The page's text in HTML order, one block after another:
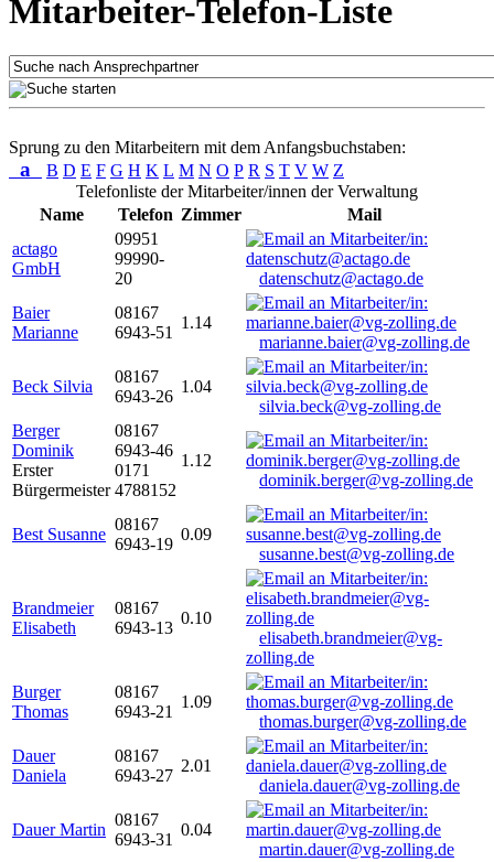
Mitarbeiter-Telefon-Liste
Sprung zu den Mitarbeitern mit dem Anfangsbuchstaben:
a B D E F G H K L M N O P R S T V W Z
Telefonliste der Mitarbeiter/innen der Verwaltung
Name
Telefon Zimmer
Mail
actago
GmbH
09951
99990-
20
datenschutz@actago.de
Baier
Marianne
08167
6943-51
1.14
marianne.baier@vg-zolling.de
Beck Silvia
08167
6943-26
1.04
silvia.beck@vg-zolling.de
Berger
Dominik
Erster
Bürgermeister
08167
6943-46
0171
4788152
1.12
dominik.berger@vg-zolling.de
Best Susanne
08167
6943-19
0.09
susanne.best@vg-zolling.de
Brandmeier
Elisabeth
08167
6943-13
0.10
elisabeth.brandmeier@vg-
zolling.de
Burger
Thomas
08167
6943-21
1.09
thomas.burger@vg-zolling.de
Dauer
Daniela
08167
6943-27
2.01
daniela.dauer@vg-zolling.de
Dauer Martin
08167
6943-31
0.04
martin.dauer@vg-zolling.de